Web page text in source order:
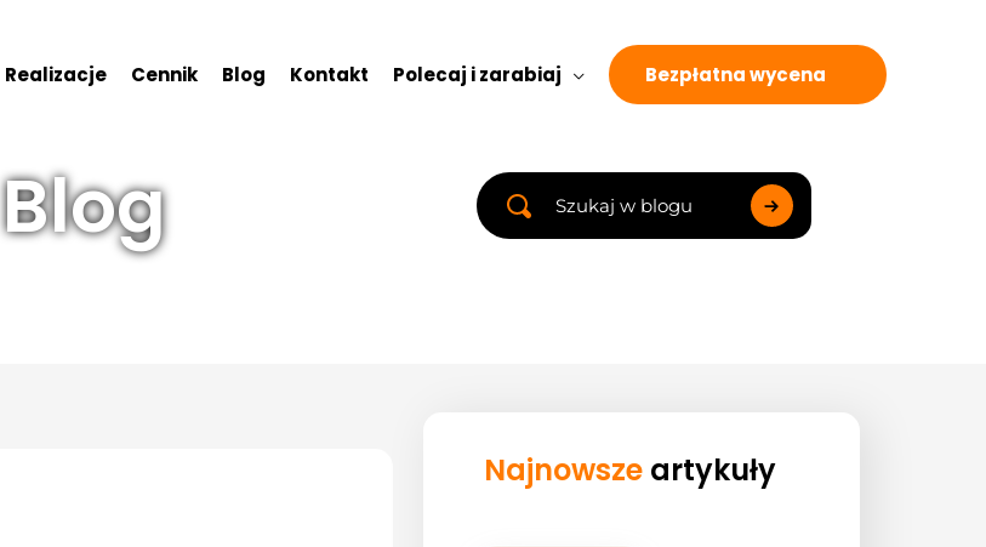
Realizacje Cennik Blog Kontakt Polecaj i zarabiaj Bezpłatna wycena
Blog
Search
...
Najnowsze artykuły